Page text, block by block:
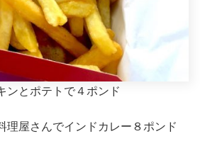
ンとポテトで４ポンド
理屋さんでインドカレー８ポンド